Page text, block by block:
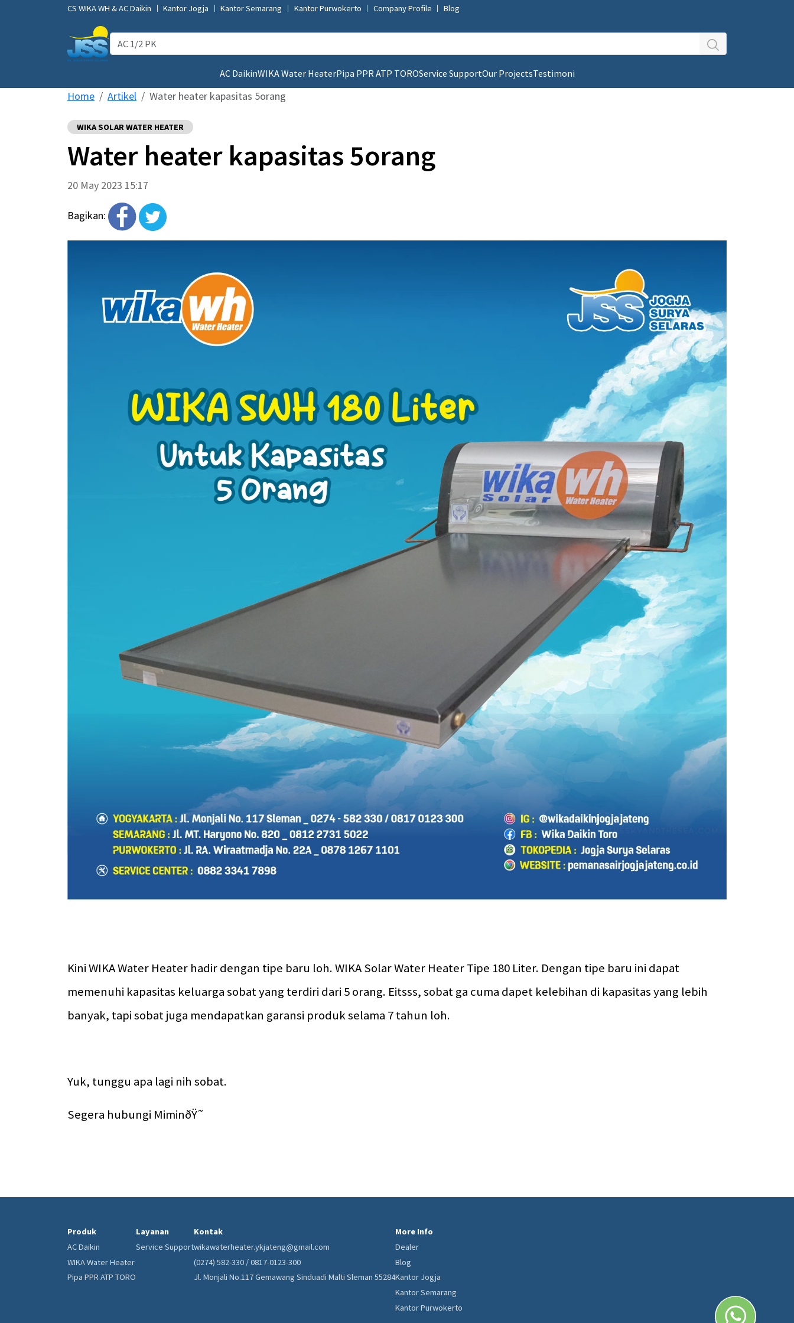
Home Artikel Water heater kapasitas 5orang
WIKA SOLAR WATER HEATER
Water heater kapasitas 5orang
20 May 2023 15:17
Bagikan:
Kini WIKA Water Heater hadir dengan tipe baru loh. WIKA Solar Water Heater Tipe 180 Liter. Dengan tipe baru ini dapat
memenuhi kapasitas keluarga sobat yang terdiri dari 5 orang. Eitsss, sobat ga cuma dapet kelebihan di kapasitas yang lebih
banyak, tapi sobat juga mendapatkan garansi produk selama 7 tahun loh.
Yuk, tunggu apa lagi nih sobat.
Segera hubungi MiminðŸ˜
CS WIKA WH & AC Daikin Kantor Jogja Kantor Semarang Kantor Purwokerto Company Profile Blog
AC DaikinWIKA Water HeaterPipa PPR ATP TOROService SupportOur ProjectsTestimoni
Produk
AC Daikin
WIKA Water Heater
Pipa PPR ATP TORO
Layanan
Service Support
Kontak
wikawaterheater.ykjateng@gmail.com
(0274) 582-330 / 0817-0123-300
Jl. Monjali No.117 Gemawang Sinduadi Malti Sleman 55284
More Info
Dealer
Blog
Kantor Jogja
Kantor Semarang
Kantor Purwokerto